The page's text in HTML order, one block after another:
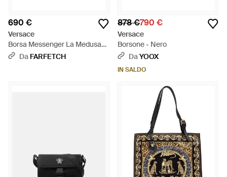
690 €
Versace
Borsa Messenger La Medusa
Con Fibbia - Nero
Da FARFETCH
878 €790 €
Versace
Borsone - Nero
DaYOOX
IN SALDO